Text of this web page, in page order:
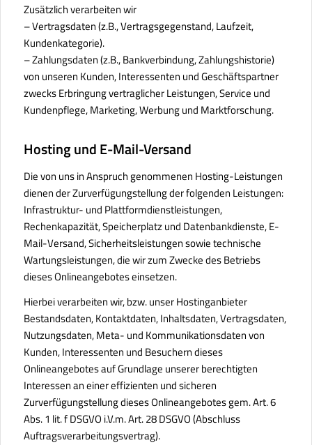
Zusätzlich verarbeiten wir
– Vertragsdaten (z.B., Vertragsgegenstand, Laufzeit,
Kundenkategorie).
– Zahlungsdaten (z.B., Bankverbindung, Zahlungshistorie)
von unseren Kunden, Interessenten und Geschäftspartner
zwecks Erbringung vertraglicher Leistungen, Service und
Kundenpflege, Marketing, Werbung und Marktforschung.
Hosting und E-Mail-Versand
Die von uns in Anspruch genommenen Hosting-Leistungen
dienen der Zurverfügungstellung der folgenden Leistungen:
Infrastruktur- und Plattformdienstleistungen,
Rechenkapazität, Speicherplatz und Datenbankdienste, E-
Mail-Versand, Sicherheitsleistungen sowie technische
Wartungsleistungen, die wir zum Zwecke des Betriebs
dieses Onlineangebotes einsetzen.
Hierbei verarbeiten wir, bzw. unser Hostinganbieter
Bestandsdaten, Kontaktdaten, Inhaltsdaten, Vertragsdaten,
Nutzungsdaten, Meta- und Kommunikationsdaten von
Kunden, Interessenten und Besuchern dieses
Onlineangebotes auf Grundlage unserer berechtigten
Interessen an einer effizienten und sicheren
Zurverfügungstellung dieses Onlineangebotes gem. Art. 6
Abs. 1 lit. f DSGVO i.V.m. Art. 28 DSGVO (Abschluss
Auftragsverarbeitungsvertrag).